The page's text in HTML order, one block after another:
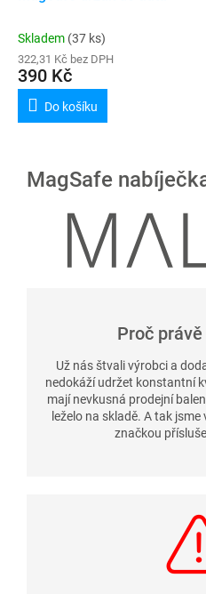
Skladem (37 ks)
322,31 Kč bez DPH
390 Kč
Do košíku
MagSafe
Proč
Už nás štvali výrobci a
nedokáží udržet konstantní
mají nevkusná prodejní
leželo na skladě. A tak
značkou